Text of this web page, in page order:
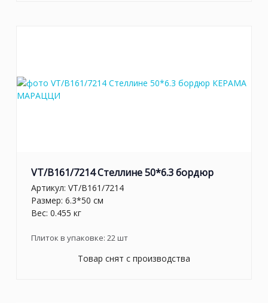
VT/B161/7214 Стеллине 50*6.3 бордюр
Артикул: VT/B161/7214
Размер: 6.3*50 см
Вес: 0.455 кг
Плиток в упаковке: 22шт
Товар снят с производства